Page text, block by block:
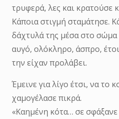
τρυφερά, λες και κρατούσε
Κάποια στιγμή σταμάτησε.
δάχτυλά της μέσα στο σώμα
αυγό, ολόκληρο, άσπρο,
την είχαν προλάβει.
Έμεινε για λίγο έτσι, να το
χαμογέλασε πικρά.
«Καημένη κότα… σε